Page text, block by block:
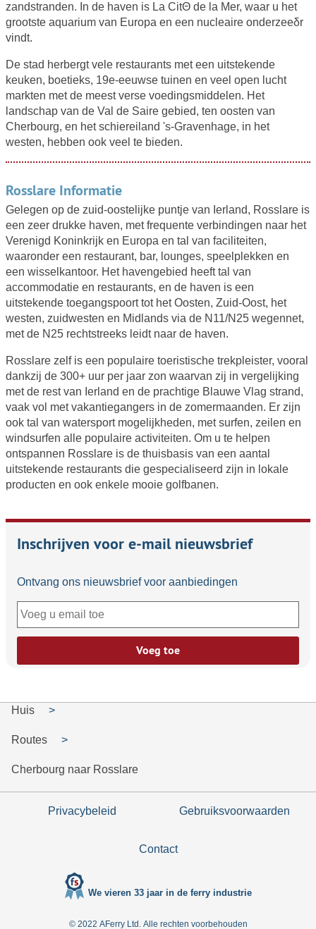
zandstranden. In de haven is La CitΘ de la Mer, waar u het
grootste aquarium van Europa en een nucleaire onderzeeδr
vindt.
De stad herbergt vele restaurants met een uitstekende
keuken, boetieks, 19e-eeuwse tuinen en veel open lucht
markten met de meest verse voedingsmiddelen. Het
landschap van de Val de Saire gebied, ten oosten van
Cherbourg, en het schiereiland 's-Gravenhage, in het
westen, hebben ook veel te bieden.
Rosslare Informatie
Gelegen op de zuid-oostelijke puntje van Ierland, Rosslare is
een zeer drukke haven, met frequente verbindingen naar het
Verenigd Koninkrijk en Europa en tal van faciliteiten,
waaronder een restaurant, bar, lounges, speelplekken en
een wisselkantoor. Het havengebied heeft tal van
accommodatie en restaurants, en de haven is een
uitstekende toegangspoort tot het Oosten, Zuid-Oost, het
westen, zuidwesten en Midlands via de N11/N25 wegennet,
met de N25 rechtstreeks leidt naar de haven.
Rosslare zelf is een populaire toeristische trekpleister, vooral
dankzij de 300+ uur per jaar zon waarvan zij in vergelijking
met de rest van Ierland en de prachtige Blauwe Vlag strand,
vaak vol met vakantiegangers in de zomermaanden. Er zijn
ook tal van watersport mogelijkheden, met surfen, zeilen en
windsurfen alle populaire activiteiten. Om u te helpen
ontspannen Rosslare is de thuisbasis van een aantal
uitstekende restaurants die gespecialiseerd zijn in lokale
producten en ook enkele mooie golfbanen.
Inschrijven voor e-mail nieuwsbrief
Ontvang ons nieuwsbrief voor aanbiedingen
Voeg toe
Huis
Routes
Cherbourg naar Rosslare
Privacybeleid Gebruiksvoorwaarden
Contact
We vieren 33 jaar in de ferry industrie
© 2022 AFerry Ltd. Alle rechten voorbehouden